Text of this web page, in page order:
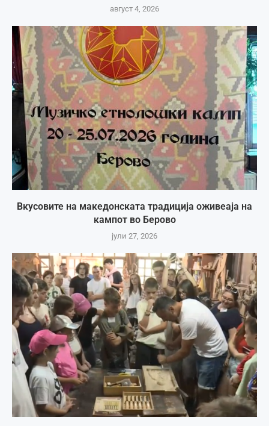
август 4, 2026
Вкусовите на македонската традиција оживеаја на
кампот во Берово
јули 27, 2026